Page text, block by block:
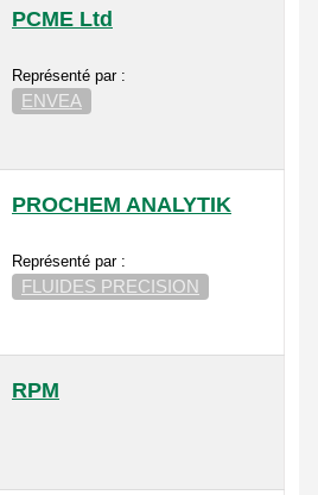
PCME Ltd
Représenté par :
ENVEA
PROCHEM ANALYTIK
Représenté par :
FLUIDES PRECISION
RPM